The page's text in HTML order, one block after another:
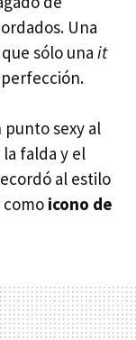
Una
sólo una it
sexy al
falda y el
al estilo
como icono de